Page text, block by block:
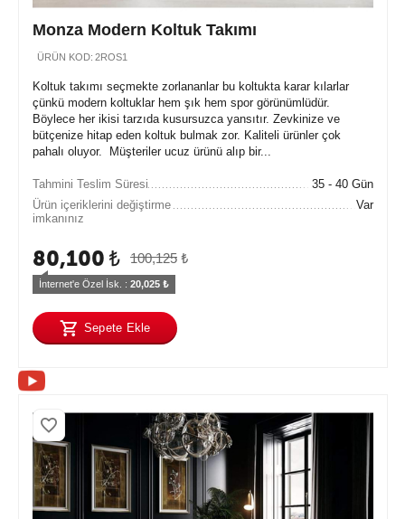
Monza Modern Koltuk Takımı
ÜRÜN KOD: 2ROS1
Koltuk takımı seçmekte zorlananlar bu koltukta karar kılarlar
çünkü modern koltuklar hem şık hem spor görünümlüdür.
Böylece her ikisi tarzıda kusursuzca yansıtır. Zevkinize ve
bütçenize hitap eden koltuk bulmak zor. Kaliteli ürünler çok
pahalı oluyor. Müşteriler ucuz ürünü alıp bir...
Tahmini Teslim Süresi
35 - 40 Gün
Ürün içeriklerini değiştirme
imkanınız
Var
100,125 ₺
80,100 ₺
İnternet'e Özel İsk. : 20,025 ₺
Sepete Ekle